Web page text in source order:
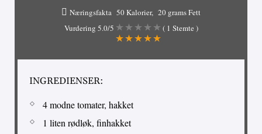
Næringsfakta 50 Kalorier
20 grams Fett
Vurdering 5.0/5 ( 1 Stemte )
INGREDIENSER:
4 modne tomater, hakket
1 liten rødløk, finhakket